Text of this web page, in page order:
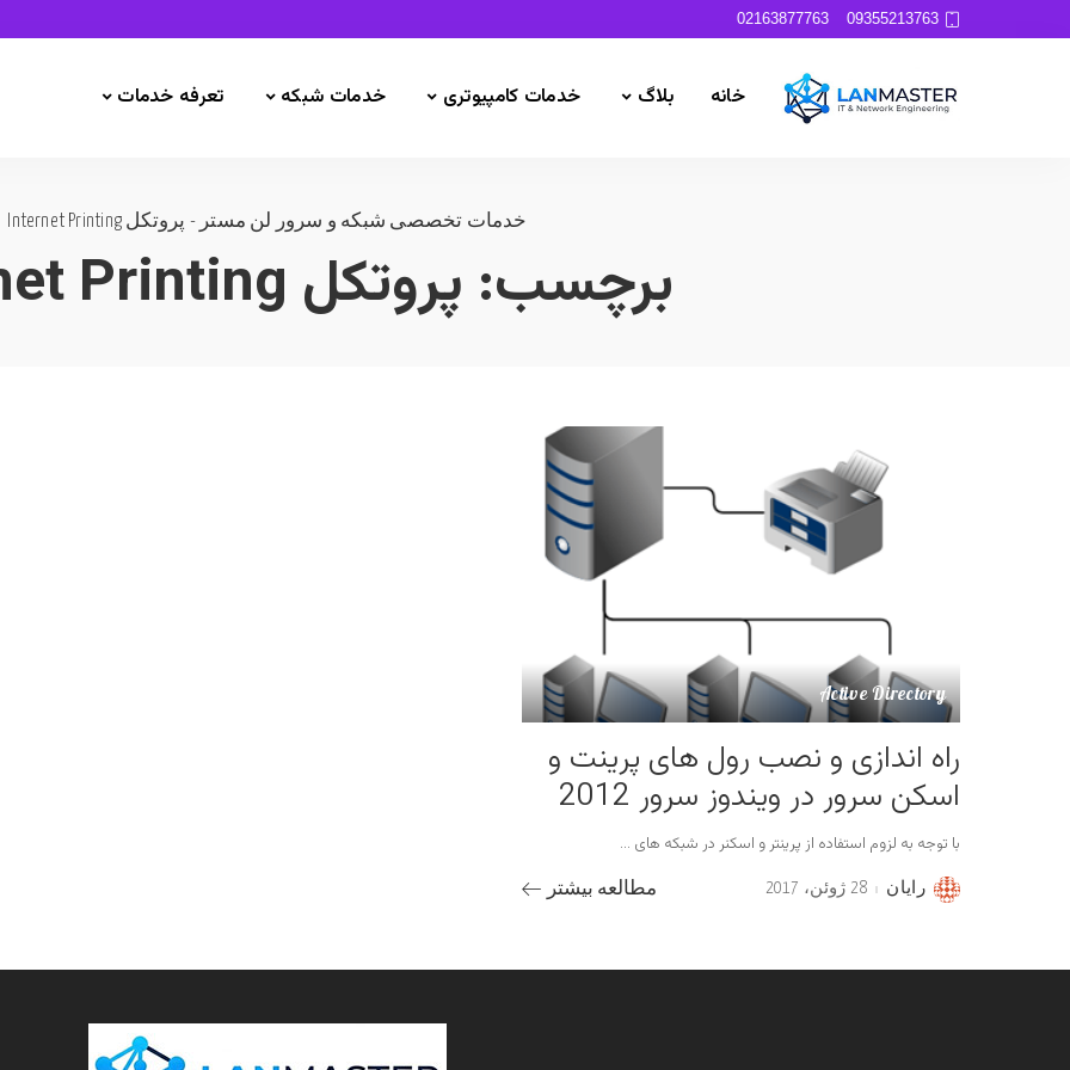
09355213763
02163877763
خانه بلاگ خدمات کامپیوتری خدمات شبکه تعرفه خدمات
خدمات تخصصی شبکه و سرور لن مستر - پروتکل Internet Printing
برچسب: پروتکل Internet Printing
Active Directory
راه اندازی و نصب رول های پرینت و
اسکن سرور در ویندوز سرور 2012
با توجه به لزوم استفاده از پرینتر و اسکنر در شبکه های ...
Postedرایان 28 ژوئن، 2017 مطالعه بیشتر